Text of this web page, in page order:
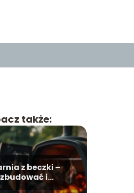
także:
z beczki –
i
używać?